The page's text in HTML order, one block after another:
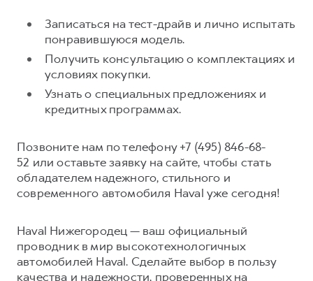
Записаться на тест-драйв и лично испытать
понравившуюся модель.
Получить консультацию о комплектациях и
условиях покупки.
Узнать о специальных предложениях и
кредитных программах.
Позвоните нам по телефону +7 (495) 846-68-
52 или оставьте заявку на сайте, чтобы стать
обладателем надежного, стильного и
современного автомобиля Haval уже сегодня!
Haval Нижегородец — ваш официальный
проводник в мир высокотехнологичных
автомобилей Haval. Сделайте выбор в пользу
качества и надежности, проверенных на